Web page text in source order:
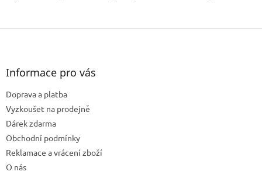
Z
Informace pro vás
Doprava a platba
Vyzkoušet na prodejně
Dárek zdarma
Obchodní podmínky
Reklamace a vrácení zboží
O nás